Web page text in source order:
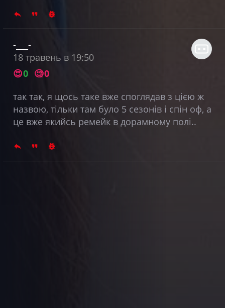
-___-
18 травень в 19:50
😍0 🧐0
так так, я щось таке вже споглядав з цією ж
назвою, тільки там було 5 сезонів і спін оф, а
це вже якийсь ремейк в дорамному полі..